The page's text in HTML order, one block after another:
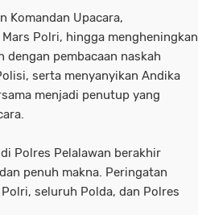
Komandan Upacara,
Polri, hingga mengheningkan
pembacaan naskah
serta menyanyikan Andika
menjadi penutup yang
Polres Pelalawan berakhir
penuh makna. Peringatan
seluruh Polda, dan Polres